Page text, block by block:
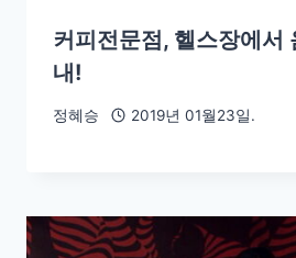
커피전문점, 헬스장에서
내!
정혜승 2019년 01월23일.